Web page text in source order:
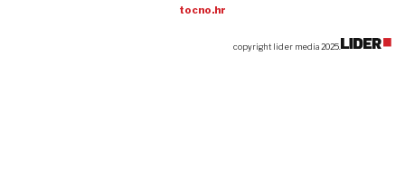
tocno.hr
copyright lider media 2025.